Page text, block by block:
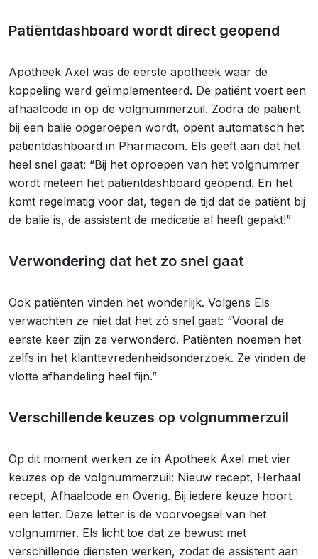
Patiëntdashboard wordt direct geopend
Apotheek Axel was de eerste apotheek waar de
koppeling werd geïmplementeerd. De patiënt voert een
afhaalcode in op de volgnummerzuil. Zodra de patiënt
bij een balie opgeroepen wordt, opent automatisch het
patiëntdashboard in Pharmacom. Els geeft aan dat het
heel snel gaat: “Bij het oproepen van het volgnummer
wordt meteen het patiëntdashboard geopend. En het
komt regelmatig voor dat, tegen de tijd dat de patiënt bij
de balie is, de assistent de medicatie al heeft gepakt!”
Verwondering dat het zo snel gaat
Ook patiënten vinden het wonderlijk. Volgens Els
verwachten ze niet dat het zó snel gaat: “Vooral de
eerste keer zijn ze verwonderd. Patiënten noemen het
zelfs in het klanttevredenheidsonderzoek. Ze vinden de
vlotte afhandeling heel fijn.”
Verschillende keuzes op volgnummerzuil
Op dit moment werken ze in Apotheek Axel met vier
keuzes op de volgnummerzuil: Nieuw recept, Herhaal
recept, Afhaalcode en Overig. Bij iedere keuze hoort
een letter. Deze letter is de voorvoegsel van het
volgnummer. Els licht toe dat ze bewust met
verschillende diensten werken, zodat de assistent aan